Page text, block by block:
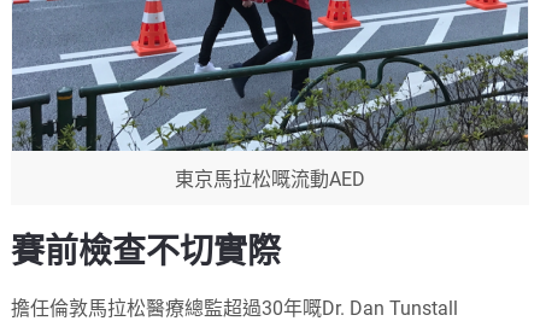
東京馬拉松嘅流動AED
賽前檢查不切實際
擔任倫敦馬拉松醫療總監超過30年嘅Dr. Dan Tunstall